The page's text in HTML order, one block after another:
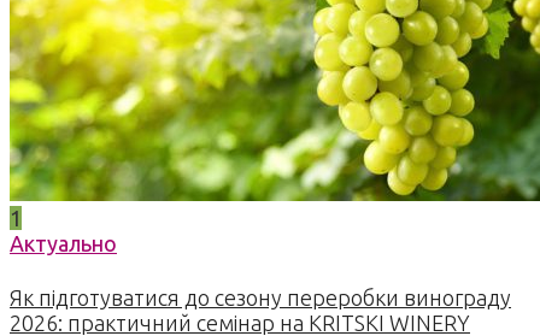
1
Актуально
Як підготуватися до сезону переробки винограду
2026: практичний семінар на KRITSKI WINERY